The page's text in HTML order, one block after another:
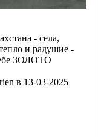
- села,
и радушие -
ЗОЛОТО
в 13-03-2025